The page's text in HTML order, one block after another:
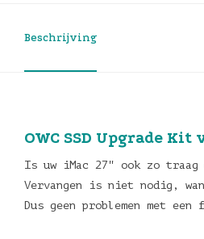
Beschrijving
OWC SSD Upgrade Kit
Is uw iMac 27" ook zo traag
Vervangen is niet nodig,
Dus geen problemen met